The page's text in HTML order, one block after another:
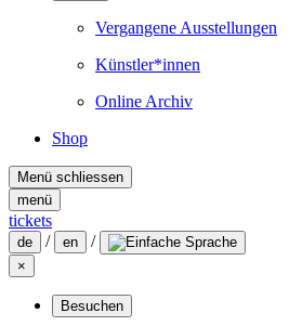
Vergangene Ausstellungen
Künstler*innen
Online Archiv
Shop
Menü schliessen
menü
tickets
de / en /
×
Besuchen